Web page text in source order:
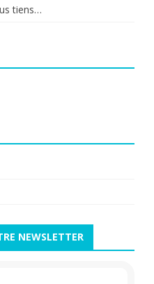
tiens…
NEWSLETTER